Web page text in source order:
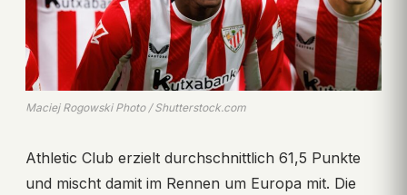
Maciej Rogowski Photo / Shutterstock.com
Athletic Club erzielt durchschnittlich 61,5 Punkte
und mischt damit im Rennen um Europa mit. Die